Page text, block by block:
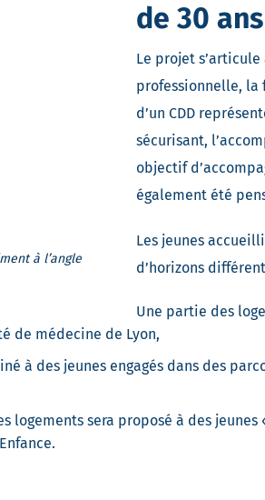
à l’angle
de 30 ans
Le projet
professionnelle, la
d’un CDD
sécurisant,
objectif
également été
Les jeunes
d’horizons
Une partie des
de médecine de Lyon,
à des jeunes engagés dans des
logements sera proposé à des